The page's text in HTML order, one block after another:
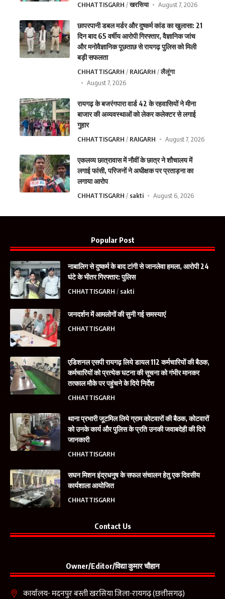
CHHATTISGARH खरसिया August 7, 2026
छापरपानी डबल मर्डर और दुष्कर्म कांड का खुलासा: 21
दिन बाद 65 वर्षीय आरोपी गिरफ्तार, वैज्ञानिक जांच
और मनोवैज्ञानिक पूछताछ से रायगढ़ पुलिस को मिली
बड़ी सफलता
CHHATTISGARH RAIGARH
लैलूंगा
August 7, 2026
रायगढ़ के बजरंगपारा वार्ड 42 के रहवासियों ने मीना
बाजार की अव्यवस्थाओं को लेकर कलेक्टर से लगाई
गुहार
CHHATTISGARH RAIGARH August 7, 2026
एकलव्य छात्रावास में नौवीं के छात्र ने शौचालय में
लगाई फांसी, परिजनों ने अधीक्षक पर प्रताड़ना का
लगाया आरोप
CHHATTISGARH sakti August 6, 2026
Popular Post
नाबालिग से दुष्कर्म के बाद टांगी से जानलेवा हमला, आरोपी 24
घंटे के भीतर गिरफ्तार: पुलिस
CHHATTISGARH sakti
जनदर्शन में आमलोगों की सुनी गई समस्याएं
CHHATTISGARH
एडिशनल एसपी रायगढ़ लिये डायल 112 कर्मचारियों की बैठक,
कर्मचारियों को प्रत्येक घटना की सूचना को गंभीर मानकर
तत्काल मौके पर पहुंचने के दिये निर्देश
CHHATTISGARH
थाना प्रभारी जूटमिल लिये ग्राम कोटवारों की बैठक, कोटवारों
को उनके कार्य और पुलिस के प्रति उनकी जवाबदेही की दिये
जानकारी
CHHATTISGARH
सघन मिशन इंद्रधनुष के सफल संचालन हेतु एक दिवसीय
कार्यशाला आयोजित
CHHATTISGARH
Contact Us
Owner/Editor/विद्या कुमार चौहान
कार्यालय- मदनपुर बस्ती खरसिया जिला-रायगढ़ (छत्तीसगढ़)